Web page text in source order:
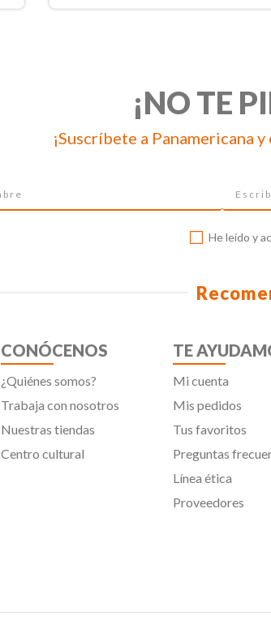
¡NO TE
¡Suscríbete a Panamericana
He leído y
CONÓCENOS
¿Quiénes somos?
Trabaja con nosotros
Nuestras tiendas
Centro cultural
TE
Mi cuenta
Mis pedidos
Tus favoritos
Preguntas
Línea ética
Proveedores